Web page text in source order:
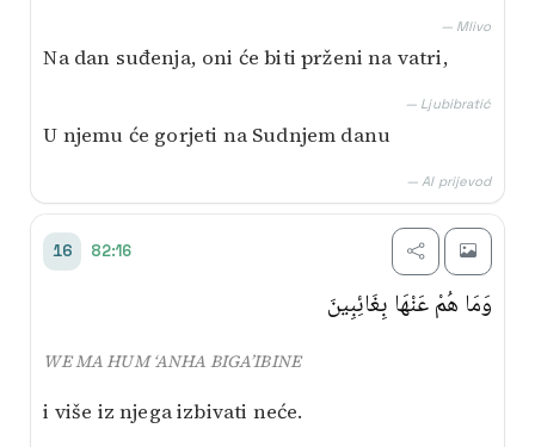
— Mlivo
Na dan suđenja, oni će biti prženi na vatri,
— Ljubibratić
U njemu će gorjeti na Sudnjem danu
— AI prijevod
16 82:16
وَمَا هُمْ عَنْهَا بِغَائِبِينَ
WE MA HUM ‘ANHA BIGA’IBINE
i više iz njega izbivati neće.